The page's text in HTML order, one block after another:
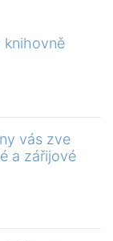
knihovně
vás zve
a zářijové